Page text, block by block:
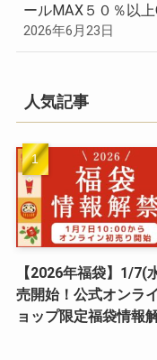
ールMAX５０％以
2026年6月23日
人気記事
【2026年福袋】1/7(
売開始！公式オンラ
ョップ限定福袋情報